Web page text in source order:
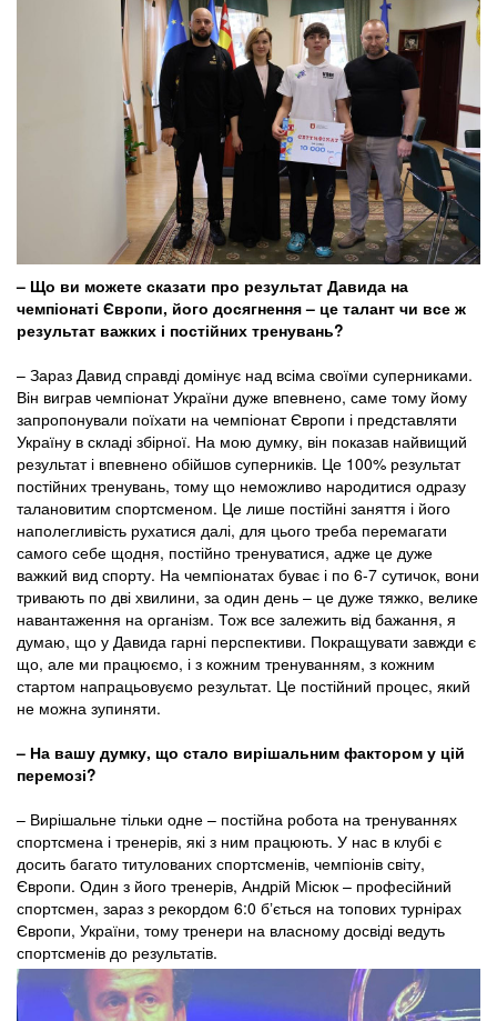
– Що ви можете сказати про результат Давида на
чемпіонаті Європи, його досягнення – це талант чи все ж
результат важких і постійних тренувань?
– Зараз Давид справді домінує над всіма своїми суперниками.
Він виграв чемпіонат України дуже впевнено, саме тому йому
запропонували поїхати на чемпіонат Європи і представляти
Україну в складі збірної. На мою думку, він показав найвищий
результат і впевнено обійшов суперників. Це 100% результат
постійних тренувань, тому що неможливо народитися одразу
талановитим спортсменом. Це лише постійні заняття і його
наполегливість рухатися далі, для цього треба перемагати
самого себе щодня, постійно тренуватися, адже це дуже
важкий вид спорту. На чемпіонатах буває і по 6-7 сутичок, вони
тривають по дві хвилини, за один день – це дуже тяжко, велике
навантаження на організм. Тож все залежить від бажання, я
думаю, що у Давида гарні перспективи. Покращувати завжди є
що, але ми працюємо, і з кожним тренуванням, з кожним
стартом напрацьовуємо результат. Це постійний процес, який
не можна зупиняти.
– На вашу думку, що стало вирішальним фактором у цій
перемозі?
– Вирішальне тільки одне – постійна робота на тренуваннях
спортсмена і тренерів, які з ним працюють. У нас в клубі є
досить багато титулованих спортсменів, чемпіонів світу,
Європи. Один з його тренерів, Андрій Місюк – професійний
спортсмен, зараз з рекордом 6:0 бʼється на топових турнірах
Європи, України, тому тренери на власному досвіді ведуть
спортсменів до результатів.